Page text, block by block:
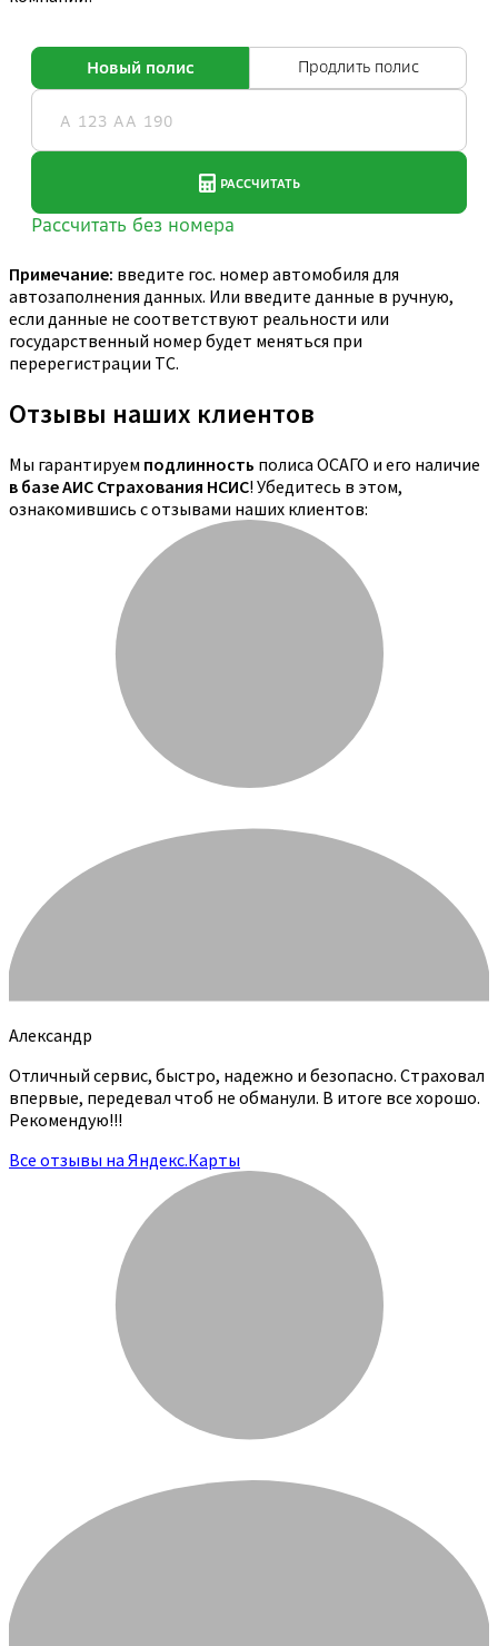
Примечание: введите гос. номер автомобиля для
автозаполнения данных. Или введите данные в ручную,
если данные не соответствуют реальности или
государственный номер будет меняться при
перерегистрации ТС.
Отзывы наших клиентов
Мы гарантируем подлинность полиса ОСАГО и его наличие
в базе АИС Страхования НСИС! Убедитесь в этом,
ознакомившись с отзывами наших клиентов:
Александр
Отличный сервис, быстро, надежно и безопасно. Страховал
впервые, передевал чтоб не обманули. В итоге все хорошо.
Рекомендую!!!
Все отзывы на Яндекс.Карты